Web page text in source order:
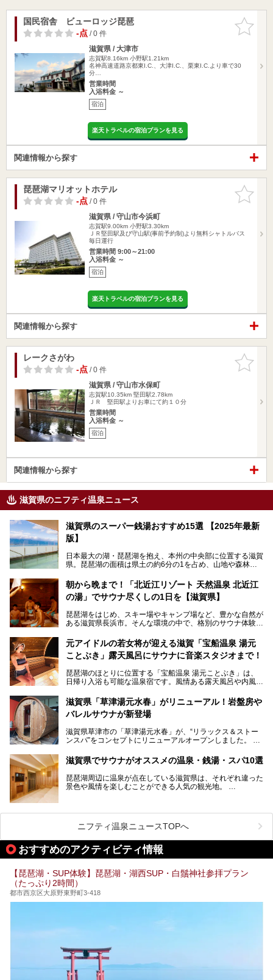
お気に入
りに追加
国民宿舎 ビューロッジ琵琶
-点/ 0 件
滋賀県 / 大津市
志賀駅8.16km 小野駅1.21km
名神高速道路京都東I.C.、大津I.C.、栗東I.C.より車で30
分…
営業時間
入浴料金 ～
宿泊
楽天トラベルの宿泊プランを見る
関連情報から探す
お気に入
りに追加
琵琶湖マリオットホテル
-点/ 0 件
滋賀県 / 守山市今浜町
志賀駅9.00km 小野駅3.30km
ＪＲ堅田駅及び守山駅(事前予約制)より無料シャトルバス
毎日運行
営業時間 9:00～21:00
入浴料金 ～
宿泊
楽天トラベルの宿泊プランを見る
関連情報から探す
お気に入
りに追加
レークさがわ
-点/ 0 件
滋賀県 / 守山市水保町
志賀駅10.35km 堅田駅2.78km
ＪＲ 堅田駅よりお車にて約１０分
営業時間
入浴料金 ～
宿泊
関連情報から探す
滋賀県のニフティ温泉ニュース
滋賀県のスーパー銭湯おすすめ15選 【2025年最新
版】
日本最大の湖・琵琶湖を抱え、本州の中央部に位置する滋賀
県。琵琶湖の面積は県土の約6分の1を占め、山地や森林部
して栄え、県内には世界遺産の比叡山延暦寺、天守が国宝に
指定されている彦根城、国の特別史跡の安土城跡など、多数
の史跡があります。
琵琶湖の雄大な景色を眺めながら入れる施設もありますよ。
朝から晩まで！「北近江リゾート 天然温泉 北近江
の湯」でサウナ尽くしの1日を【滋賀県】
琵琶湖をはじめ、スキー場やキャンプ場など、豊かな自然が
ある滋賀県長浜市。そんな環境の中で、格別のサウナ体験を
今回は、「北近江リゾート 天然温泉 北近江の湯」で朝から
晩まで楽しめる過ごし方をご紹介！ サウナ設備やサウナド
違いなしですよ。
───
この記事は北近江リゾート 天然温泉 北近江の湯のPR記事で
す。
元アイドルの若女将が迎える滋賀「宝船温泉 湯元
ことぶき」露天風呂にサウナに音楽スタジオまで！
琵琶湖のほとりに位置する「宝船温泉 湯元ことぶき」は、
日帰り入浴も可能な温泉宿です。風情ある露天風呂や内風
ープン。湖からそよぐ爽やかな風を感じながらサウナと温泉
が楽しめます。
を打てるのも醍醐味の一つ。そして、若女将はなんと「元ア
イドル」の現役アーティスト。音楽スタジオまで備えたユニ
滋賀県「草津湯元水春」がリニューアル！岩盤房や
バレルサウナが新登場
滋賀県草津市の「草津湯元水春」が、“リラックス＆ストー
ンスパ”をコンセプトにリニューアルオープンしました。
たほか、岩盤房やバレルサウナも新設されました。さらに地
産地消をテーマにしたレストランメニューもパワーアップ。
今回新しくなった「草津湯元水春」の魅力を余すところなく
紹介します。
滋賀県でサウナがオススメの温泉・銭湯・スパ10選
琵琶湖周辺に温泉が点在している滋賀県は、それぞれ違った
景色や風情を楽しむことができる人気の観光地。
旅行やお出かけのついではもちろん、近隣にお住いの方はぜ
ひ気軽に立ち寄ってみてくださいね。
ニフティ温泉ニュースTOPへ
おすすめのアクティビティ情報
【琵琶湖・SUP体験】琵琶湖・湖西SUP・白鬚神社参拝プラン
（たっぷり2時間）
都市西京区大原野東野町3-418